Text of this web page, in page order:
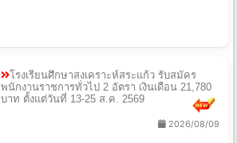
โรงเรียนศึกษาสงเคราะห์สระแก้ว รับสมัคร
พนักงานราชการทั่วไป 2 อัตรา เงินเดือน 21,780
บาท ตั้งแต่วันที่ 13-25 ส.ค. 2569
2026/08/09